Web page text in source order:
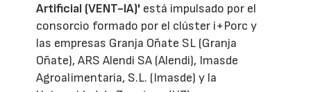
Artificial (VENT-IA)' está impulsado por el
consorcio formado por el clúster i+Porc y
las empresas Granja Oñate SL (Granja
Oñate), ARS Alendi SA (Alendi), Imasde
Agroalimentaria, S.L. (Imasde) y la